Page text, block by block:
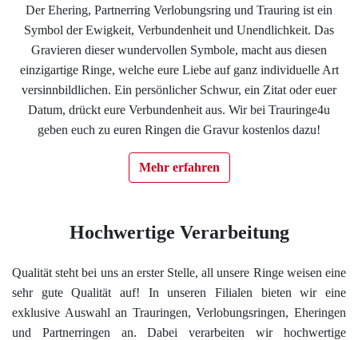
Der Ehering, Partnerring Verlobungsring und Trauring ist ein
Symbol der Ewigkeit, Verbundenheit und Unendlichkeit. Das
Gravieren dieser wundervollen Symbole, macht aus diesen
einzigartige Ringe, welche eure Liebe auf ganz individuelle Art
versinnbildlichen. Ein persönlicher Schwur, ein Zitat oder euer
Datum, drückt eure Verbundenheit aus. Wir bei Trauringe4u
geben euch zu euren Ringen die Gravur kostenlos dazu!
Mehr erfahren
Hochwertige Verarbeitung
Qualität steht bei uns an erster Stelle, all unsere Ringe weisen eine
sehr gute Qualität auf! In unseren Filialen bieten wir eine
exklusive Auswahl an Trauringen, Verlobungsringen, Eheringen
und Partnerringen an. Dabei verarbeiten wir hochwertige
Impressum
Individuelle Trauringe
Ratgeber
Uhren Schmuck Reparatur Service